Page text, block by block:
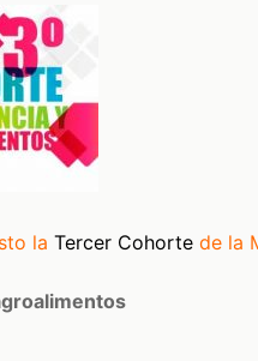
la Tercer Cohortede la